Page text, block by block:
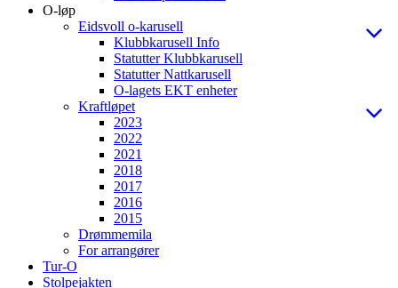
O-løp
Eidsvoll o-karusell
Klubbkarusell Info
Statutter Klubbkarusell
Statutter Nattkarusell
O-lagets EKT enheter
Kraftløpet
2023
2022
2021
2018
2017
2016
2015
Drømmemila
For arrangører
Tur-O
Stolpejakten